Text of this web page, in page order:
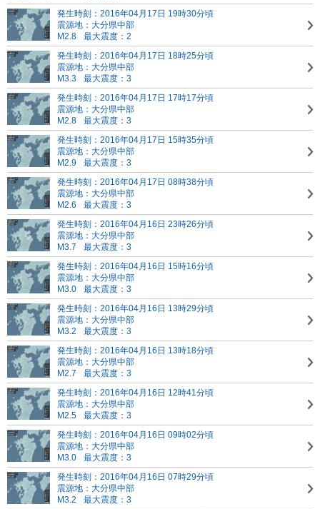
発生時刻：2016年04月17日 19時30分頃
震源地：大分県中部
M2.8
最大震度：2
発生時刻：2016年04月17日 18時25分頃
震源地：大分県中部
M3.3
最大震度：3
発生時刻：2016年04月17日 17時17分頃
震源地：大分県中部
M2.8
最大震度：3
発生時刻：2016年04月17日 15時35分頃
震源地：大分県中部
M2.9
最大震度：3
発生時刻：2016年04月17日 08時38分頃
震源地：大分県中部
M2.6
最大震度：3
発生時刻：2016年04月16日 23時26分頃
震源地：大分県中部
M3.7
最大震度：3
発生時刻：2016年04月16日 15時16分頃
震源地：大分県中部
M3.0
最大震度：3
発生時刻：2016年04月16日 13時29分頃
震源地：大分県中部
M3.2
最大震度：3
発生時刻：2016年04月16日 13時18分頃
震源地：大分県中部
M2.7
最大震度：3
発生時刻：2016年04月16日 12時41分頃
震源地：大分県中部
M2.5
最大震度：3
発生時刻：2016年04月16日 09時02分頃
震源地：大分県中部
M3.0
最大震度：3
発生時刻：2016年04月16日 07時29分頃
震源地：大分県中部
M3.2
最大震度：3